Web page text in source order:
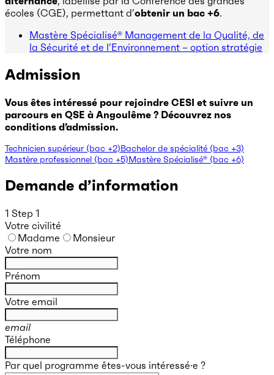
écoles (CGE), permettant d’obtenir un bac +6.
Mastère Spécialisé® Management de la Qualité, de
la Sécurité et de l’Environnement – option stratégie
Admission
Vous êtes intéressé pour rejoindre CESI et suivre un
parcours en QSE à Angoulême ? Découvrez nos
conditions d’admission.
Technicien supérieur (bac +2)Bachelor de spécialité (bac +3)
Mastère professionnel (bac +5)Mastère Spécialisé® (bac +6)
Demande d’information
1 Step 1
Votre civilité
Madame
Monsieur
Votre nom
Prénom
Votre email
email
Téléphone
Par quel programme êtes-vous intéressé·e ?